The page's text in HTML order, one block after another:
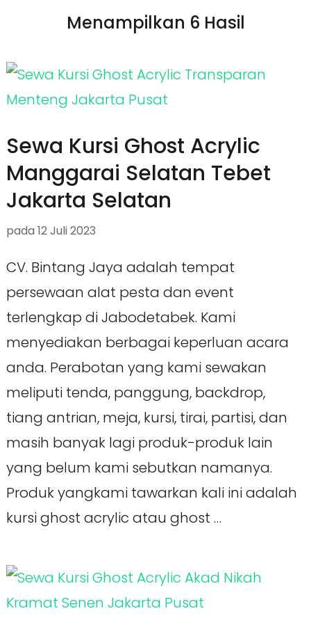
Menampilkan 6 Hasil
Sewa Kursi Ghost Acrylic
Manggarai Selatan Tebet
Jakarta Selatan
pada 12 Juli 2023
CV. Bintang Jaya adalah tempat
persewaan alat pesta dan event
terlengkap di Jabodetabek. Kami
menyediakan berbagai keperluan acara
anda. Perabotan yang kami sewakan
meliputi tenda, panggung, backdrop,
tiang antrian, meja, kursi, tirai, partisi, dan
masih banyak lagi produk-produk lain
yang belum kami sebutkan namanya.
Produk yangkami tawarkan kali ini adalah
kursi ghost acrylic atau ghost …